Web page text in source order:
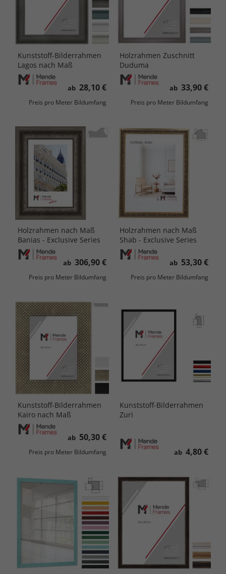
Kunststoff-Bilderrahmen
Lagos nach Maß
ab 28,10 €
Preis pro Meter Bildumfang
Holzrahmen Zuschnitt
Duduma
ab 33,90 €
Preis pro Meter Bildumfang
Holzrahmen nach Maß
Banias - Exclusive Series
ab 306,90 €
Preis pro Meter Bildumfang
Holzrahmen nach Maß
Shab - Exclusive Series
ab 53,30 €
Preis pro Meter Bildumfang
Kunststoff-Bilderrahmen
Kairo nach Maß
ab 50,30 €
Preis pro Meter Bildumfang
Kunststoff-Bilderrahmen
Zuri
ab 4,80 €